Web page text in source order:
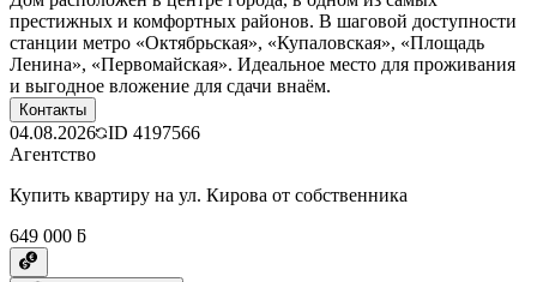
престижных и комфортных районов. В шаговой доступности
станции метро «Октябрьская», «Купаловская», «Площадь
Ленина», «Первомайская». Идеальное место для проживания
и выгодное вложение для сдачи внаём.
Контакты
04.08.2026 ID 4197566
Агентство
Купить квартиру на ул. Кирова от собственника
649 000 ƃ